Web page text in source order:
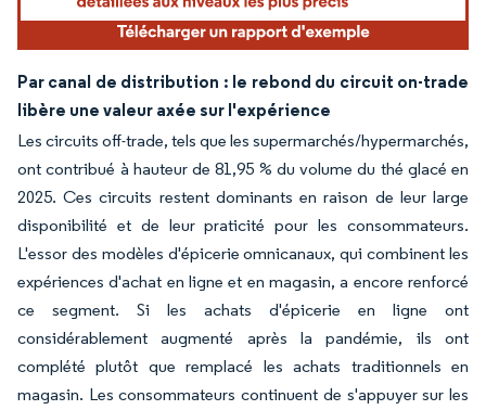
Par canal de distribution : le rebond du circuit on-trade
libère une valeur axée sur l'expérience
Les circuits off-trade, tels que les supermarchés/hypermarchés,
ont contribué à hauteur de 81,95 % du volume du thé glacé en
2025. Ces circuits restent dominants en raison de leur large
disponibilité et de leur praticité pour les consommateurs.
L'essor des modèles d'épicerie omnicanaux, qui combinent les
expériences d'achat en ligne et en magasin, a encore renforcé
ce segment. Si les achats d'épicerie en ligne ont
considérablement augmenté après la pandémie, ils ont
complété plutôt que remplacé les achats traditionnels en
magasin. Les consommateurs continuent de s'appuyer sur les